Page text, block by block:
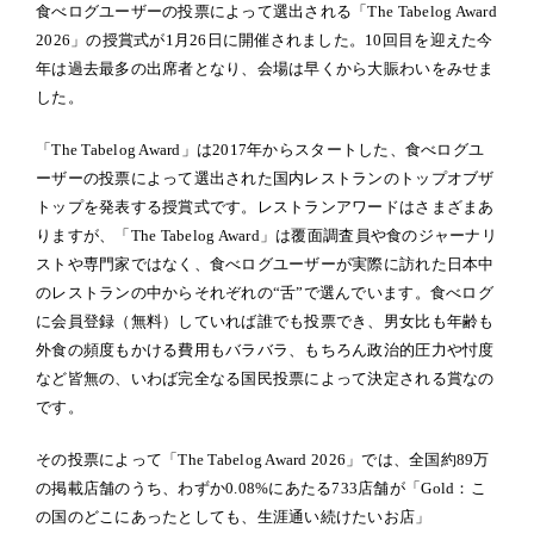
食べログユーザーの投票によって選出される「The Tabelog Award
2026」の授賞式が1月26日に開催されました。10回目を迎えた今
年は過去最多の出席者となり、会場は早くから大賑わいをみせま
した。
「The Tabelog Award」は2017年からスタートした、食べログユ
ーザーの投票によって選出された国内レストランのトップオブザ
トップを発表する授賞式です。レストランアワードはさまざまあ
りますが、「The Tabelog Award」は覆面調査員や食のジャーナリ
ストや専門家ではなく、食べログユーザーが実際に訪れた日本中
のレストランの中からそれぞれの“舌”で選んでいます。食べログ
に会員登録（無料）していれば誰でも投票でき、男女比も年齢も
外食の頻度もかける費用もバラバラ、もちろん政治的圧力や忖度
など皆無の、いわば完全なる国民投票によって決定される賞なの
です。
その投票によって「The Tabelog Award 2026」では、全国約89万
の掲載店舗のうち、わずか0.08%にあたる733店舗が「Gold：こ
の国のどこにあったとしても、生涯通い続けたいお店」